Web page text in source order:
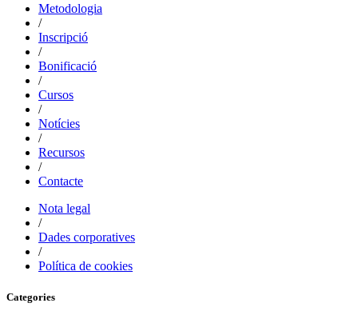
Metodologia
/
Inscripció
/
Bonificació
/
Cursos
/
Notícies
/
Recursos
/
Contacte
Nota legal
/
Dades corporatives
/
Política de cookies
Categories